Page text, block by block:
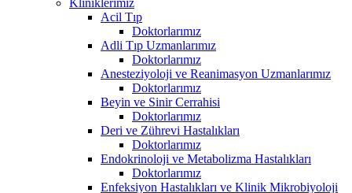
Acil Tıp
Doktorlarımız
Adli Tıp Uzmanlarımız
Doktorlarımız
Anesteziyoloji ve Reanimasyon Uzmanlarımız
Doktorlarımız
Beyin ve Sinir Cerrahisi
Doktorlarımız
Deri ve Zührevi Hastalıkları
Doktorlarımız
Endokrinoloji ve Metabolizma Hastalıkları
Doktorlarımız
Enfeksiyon Hastalıkları ve Klinik Mikrobiyoloji